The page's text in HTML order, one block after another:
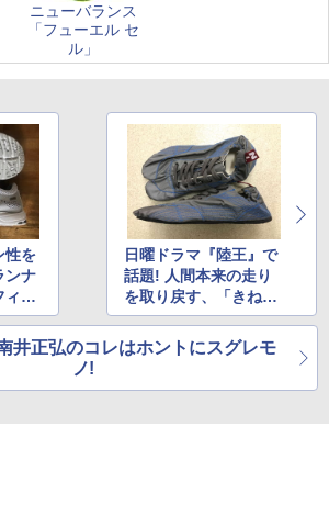
ニューバランス
「フューエル セ
ル」
性を
ンナ
ィラ
日曜ドラマ『陸王』で
話題! 人間本来の走り
を取り戻す、「きねや
無敵」
井正弘のコレはホントにスグレモ
ノ!